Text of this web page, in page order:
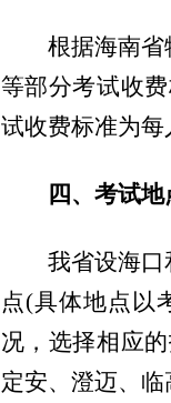
根据海南
等部分考试收
试收费标准为每
四、考试地
我省设海
点(具体地点以
况，选择相应
定安、澄迈、